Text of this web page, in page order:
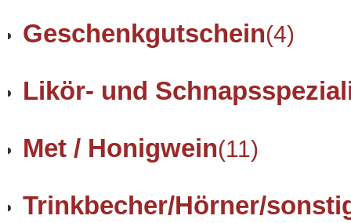
Geschenkgutschein(4)
Likör- und
Met / Honigwein(11)
Trinkbecher/Hörner/